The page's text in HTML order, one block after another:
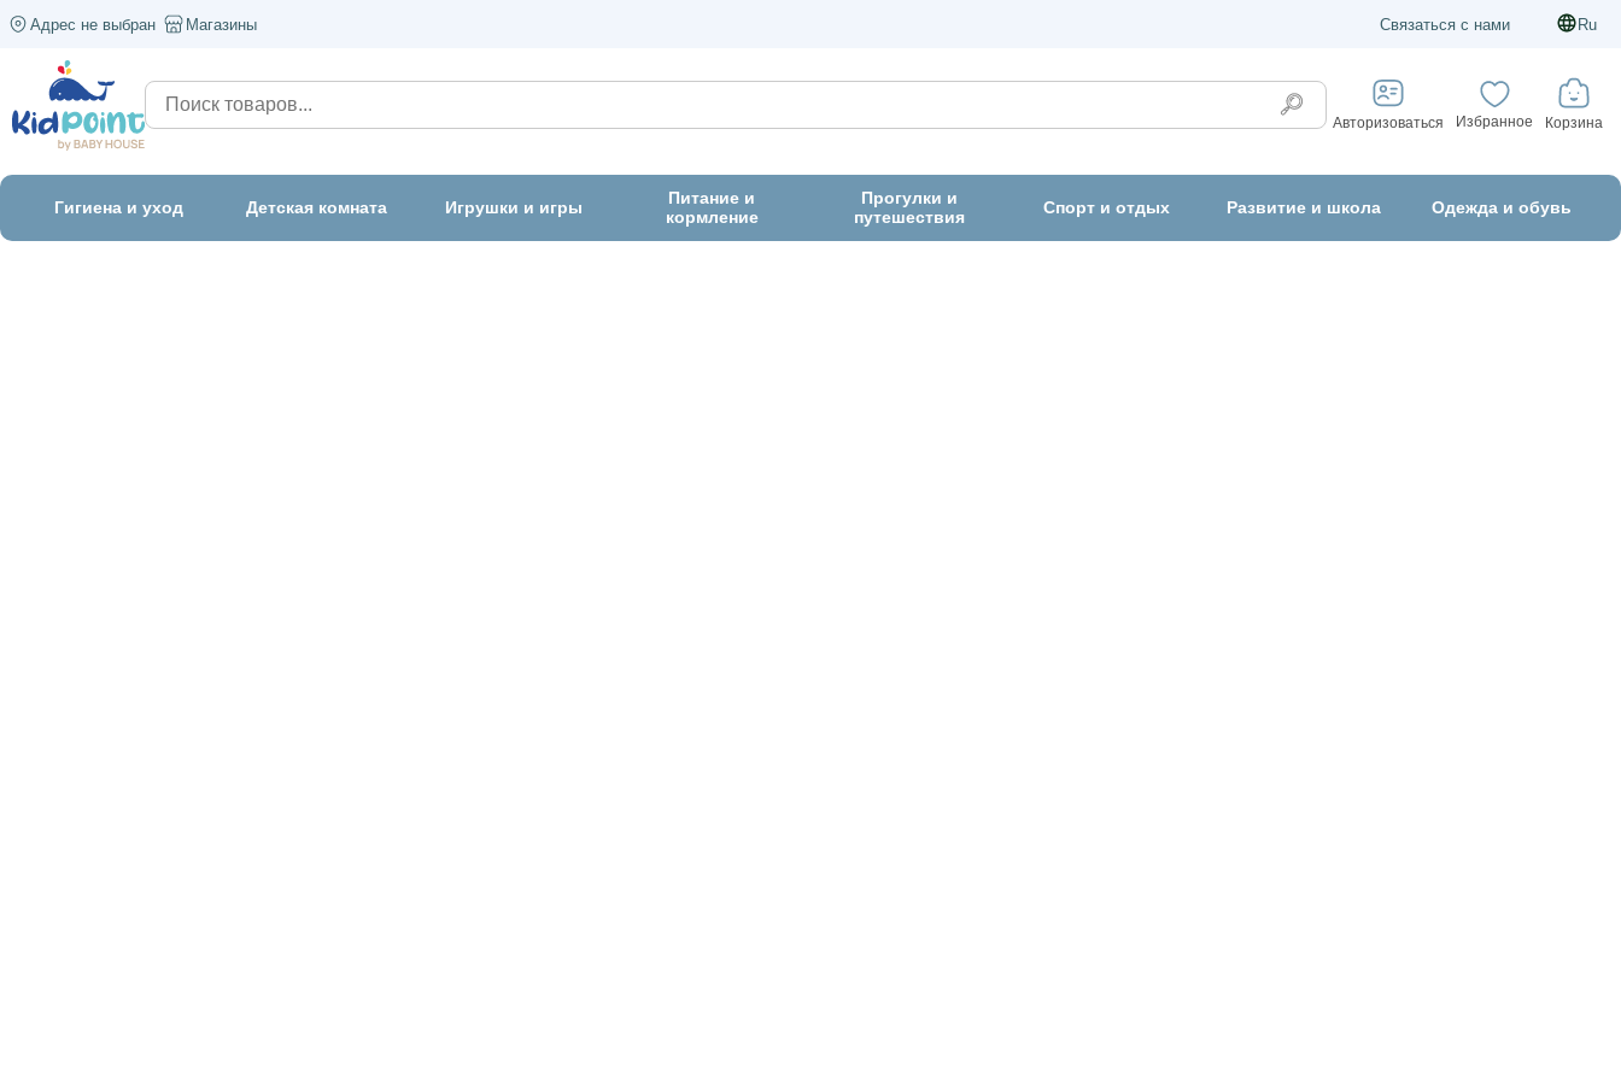
Адрес не выбран Магазины Связаться с нами Ru
Авторизоваться Избранное Корзина
Гигиена и уход Детская комната Игрушки и игры
Питание и
кормление
Прогулки и
путешествия
Спорт и отдых Развитие и школа Одежда и обувь